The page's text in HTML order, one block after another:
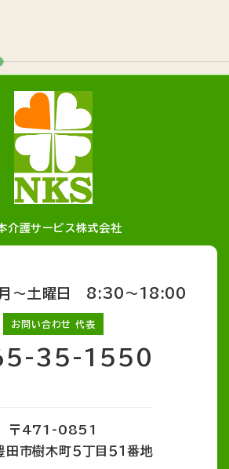
介護サービス株式会社
～土曜日 8:30～18:00
お問い合わせ 代表
35-1550
〒471-0851
田市樹木町５丁目５１番地